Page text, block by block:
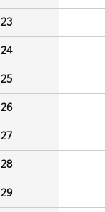
23
24
25
26
27
28
29